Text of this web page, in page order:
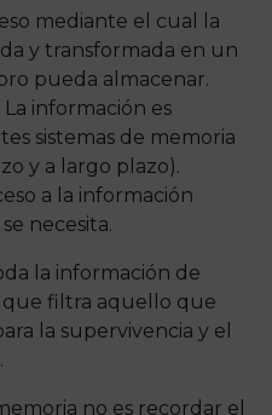
mediante el cual la
y transformada en un
pueda almacenar.
La información es
sistemas de memoria
y a largo plazo).
a la información
necesita.
la información de
que filtra aquello que
la supervivencia y el
no es recordar el